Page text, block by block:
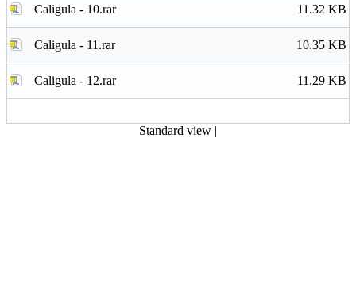
Caligula - 10.rar 11.32 KB
Caligula - 11.rar 10.35 KB
Caligula - 12.rar 11.29 KB
Standard view |